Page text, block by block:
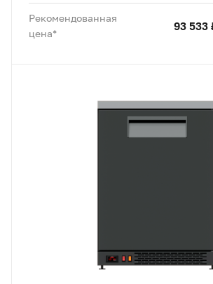
Рекомендованная
цена*
93 533